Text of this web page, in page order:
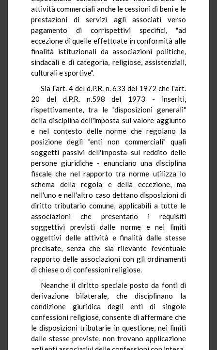
attività commerciali anche le cessioni di beni e le
prestazioni di servizi agli associati verso
pagamento di corrispettivi specifici, "ad
eccezione di quelle effettuate in conformità alle
finalità istituzionali da associazioni politiche,
sindacali e di categoria, religiose, assistenziali,
culturali e sportive".
Sia l'art. 4 del d.P.R. n. 633 del 1972 che l'art.
20 del d.P.R. n.598 del 1973 - inseriti,
rispettivamente, tra le "disposizioni generali"
della disciplina dell'imposta sul valore aggiunto
e nel contesto delle norme che regolano la
posizione degli "enti non commerciali" quali
soggetti passivi dell'imposta sul reddito delle
persone giuridiche - enunciano una disciplina
fiscale che nel rapporto tra norme utilizza lo
schema della regola e della eccezione, ma
nell'uno e nell'altro caso dettano disposizioni di
diritto tributario comune, applicabili a tutte le
associazioni che presentano i requisiti
soggettivi previsti dalle norme e nei limiti
oggettivi delle attività e finalità dalle stesse
precisate, senza che sia rilevante l'eventuale
rapporto delle associazioni con gli ordinamenti
di chiese o di confessioni religiose.
Neanche il diritto speciale posto da fonti di
derivazione bilaterale, che disciplinano la
condizione giuridica degli enti di singole
confessioni religiose, consente di affermare che
le disposizioni tributarie in questione, nei limiti
dalle stesse previste, non trovano applicazione